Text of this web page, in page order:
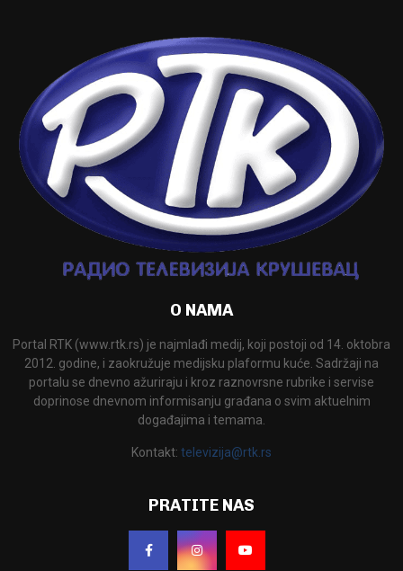
O NAMA
Portal RTK (www.rtk.rs) je najmlađi medij, koji postoji od 14. oktobra
2012. godine, i zaokružuje medijsku plaformu kuće. Sadržaji na
portalu se dnevno ažuriraju i kroz raznovrsne rubrike i servise
doprinose dnevnom informisanju građana o svim aktuelnim
događajima i temama.
Kontakt: televizija@rtk.rs
PRATITE NAS